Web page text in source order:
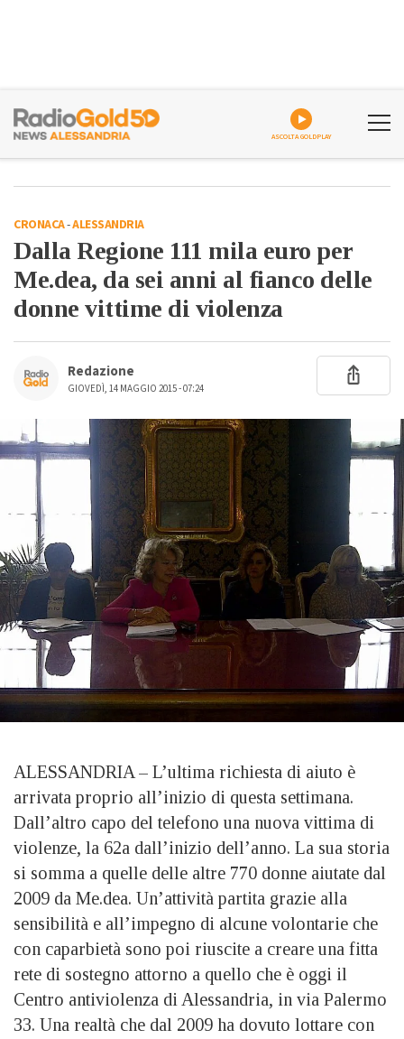
ASCOLTA GOLDPLAY
CRONACA-ALESSANDRIA
Dalla Regione 111 mila euro per
Me.dea, da sei anni al fianco delle
donne vittime di violenza
Redazione
GIOVEDÌ, 14 MAGGIO 2015 - 07:24
ALESSANDRIA – L’ultima richiesta di aiuto è
arrivata proprio all’inizio di questa settimana.
Dall’altro capo del telefono una nuova vittima di
violenze, la 62a dall’inizio dell’anno. La sua storia
si somma a quelle delle altre 770 donne aiutate dal
2009 da Me.dea. Un’attività partita grazie alla
sensibilità e all’impegno di alcune volontarie che
con caparbietà sono poi riuscite a creare una fitta
rete di sostegno attorno a quello che è oggi il
Centro antiviolenza di Alessandria, in via Palermo
33. Una realtà che dal 2009 ha dovuto lottare con